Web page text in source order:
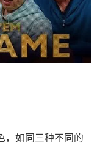
，如同三种不同的